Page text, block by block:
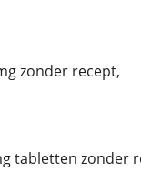
zonder recept,
tabletten zonder